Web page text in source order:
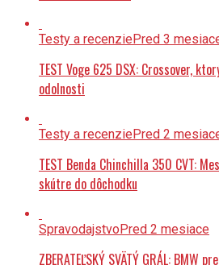
Testy a recenziePred 3
TEST Voge 625 DSX: Crossover,
odolnosti
Testy a recenziePred 2
TEST Benda Chinchilla 350 CVT:
skútre do dôchodku
SpravodajstvoPred 2 mesiace
ZBERATEĽSKÝ SVÄTÝ GRÁL: BMW